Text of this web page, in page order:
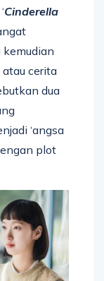
Cinderella
kemudian
cerita
dua
‘angsa
plot